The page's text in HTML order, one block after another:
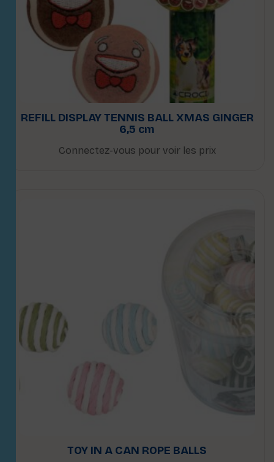
REFILL DISPLAY TENNIS BALL XMAS GINGER
6,5 cm
Connectez-vous pour voir les prix
TOY IN A CAN ROPE BALLS